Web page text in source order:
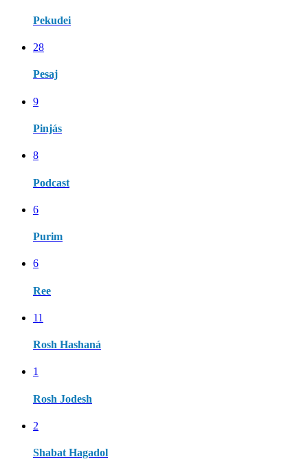
Pekudei
28
Pesaj
9
Pinjás
8
Podcast
6
Purim
6
Ree
11
Rosh Hashaná
1
Rosh Jodesh
2
Shabat Hagadol